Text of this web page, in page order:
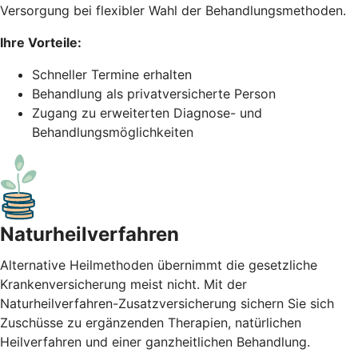
Versorgung bei flexibler Wahl der Behandlungsmethoden.
Ihre Vorteile:
Schneller Termine erhalten
Behandlung als privatversicherte Person
Zugang zu erweiterten Diagnose- und
Behandlungsmöglichkeiten
Naturheil­verfahren
Alternative Heilmethoden übernimmt die gesetzliche
Krankenversicherung meist nicht. Mit der
Naturheilverfahren-Zusatzversicherung sichern Sie sich
Zuschüsse zu ergänzenden Therapien, natürlichen
Heilverfahren und einer ganzheitlichen Behandlung.